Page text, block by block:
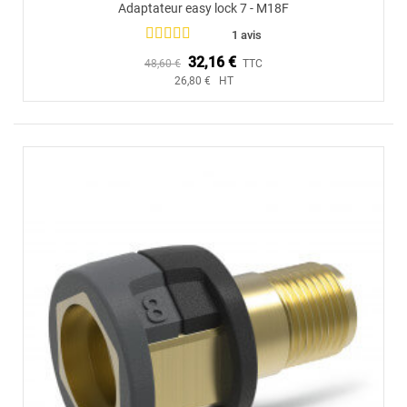
Adaptateur easy lock 7 - M18F
1 avis
48,60 € 32,16 € TTC
26,80 € HT